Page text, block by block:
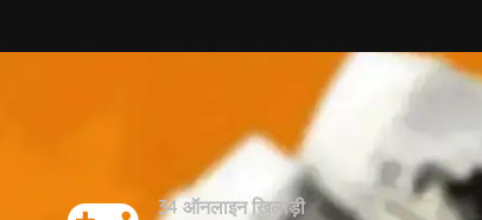
34 ऑनलाइन खिलाड़ी